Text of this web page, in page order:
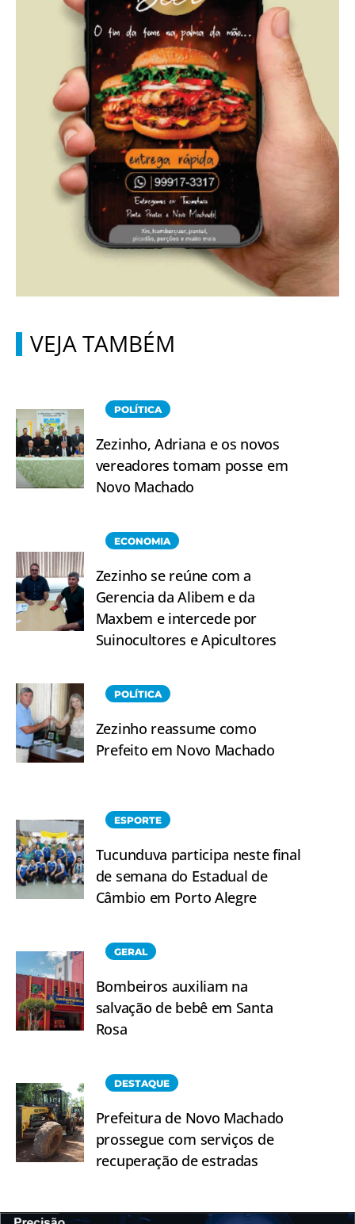
VEJA TAMBÉM
POLÍTICA
Zezinho, Adriana e os novos
vereadores tomam posse em
Novo Machado
ECONOMIA
Zezinho se reúne com a
Gerencia da Alibem e da
Maxbem e intercede por
Suinocultores e Apicultores
POLÍTICA
Zezinho reassume como
Prefeito em Novo Machado
ESPORTE
Tucunduva participa neste final
de semana do Estadual de
Câmbio em Porto Alegre
GERAL
Bombeiros auxiliam na
salvação de bebê em Santa
Rosa
DESTAQUE
Prefeitura de Novo Machado
prossegue com serviços de
recuperação de estradas